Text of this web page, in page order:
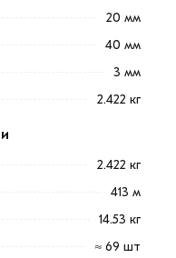
длину отреза и
(каркасы
при изготовлении
хранилищ,
(для
(мебель,
20 мм
40 мм
3 мм
2.422 кг
2.422 кг
413 м
14.53 кг
≈ 69 шт